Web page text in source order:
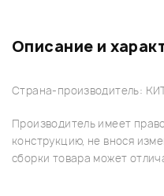
Описание и
Страна-производитель:
Производитель имеет
конструкцию, не внося
сборки товара может